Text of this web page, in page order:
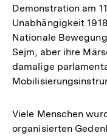
Demonstration am
Unabhängigkeit
Nationale
Sejm, aber ihre
damalige
Viele Menschen
organisierten